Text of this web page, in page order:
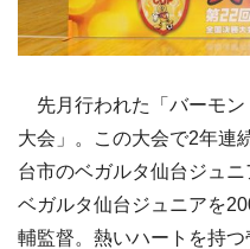
先月行われた「バーモン
大会」。この大会で2年連
台市のベガルタ仙台ジュ
ベガルタ仙台ジュニアを
輔監督。熱いハートを持